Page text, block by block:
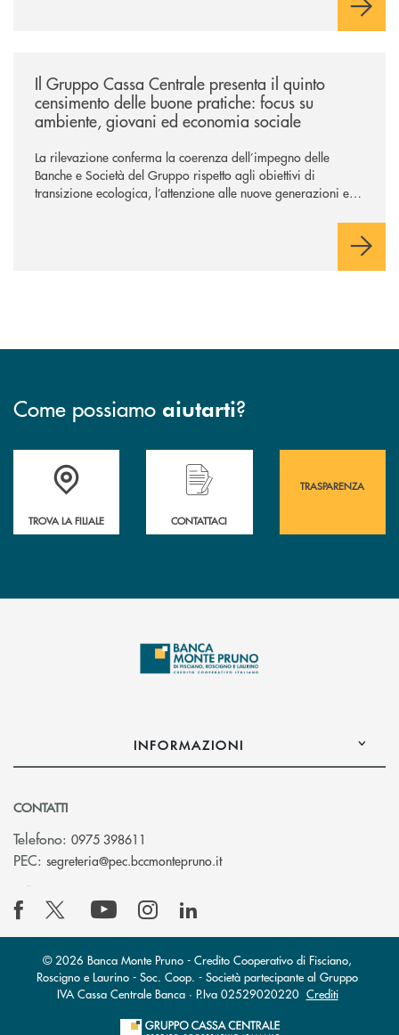
Il Gruppo Cassa Centrale presenta il quinto
censimento delle buone pratiche: focus su
ambiente, giovani ed economia sociale
La rilevazione conferma la coerenza dell’impegno delle
Banche e Società del Gruppo rispetto agli obiettivi di
transizione ecologica, l’attenzione alle nuove generazioni e
attori chiave delle comunità locali. Installate 246 colonnine di
Come possiamo aiutarti?
Accedi all' elenco completo&nbsp; delle&nbsp; filiali&nbsp; di Banca
TROVA LA FILIALE
Hai bisogno di assistenza immediata?
CONTATTACI
TRASPARENZA
INFORMAZIONI
CONTATTI
Telefono: 0975 398611
PEC: segreteria@pec.bccmontepruno.it(si apre l’app di posta
© 2026 Banca Monte Pruno - Credito Cooperativo di Fisciano,
Roscigno e Laurino - Soc. Coop. - Società partecipante al Gruppo
IVA Cassa Centrale Banca · P.Iva 02529020220 Crediti